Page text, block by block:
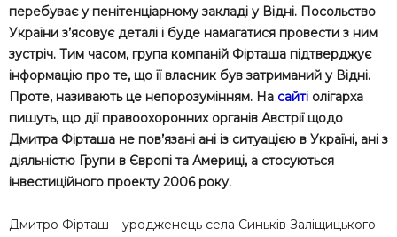
перебуває у пенітенціарному закладі у Відні. Посольство
України з’ясовує деталі і буде намагатися провести з ним
зустріч. Тим часом, група компаній Фірташа підтверджує
інформацію про те, що її власник був затриманий у Відні.
Проте, називають це непорозумінням. На сайті олігарха
пишуть, що дії правоохоронних органів Австрії щодо
Дмитра Фірташа не пов’язані ані із ситуацією в Україні, ані з
діяльністю Групи в Європі та Америці, а стосуються
інвестиційного проекту 2006 року.
Дмитро Фірташ – уродженець села Синьків Заліщицького